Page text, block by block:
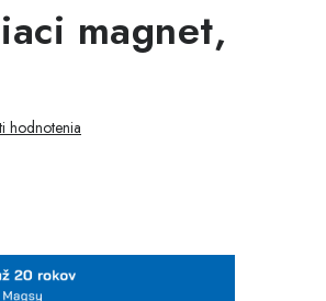
magnet,
hodnotenia